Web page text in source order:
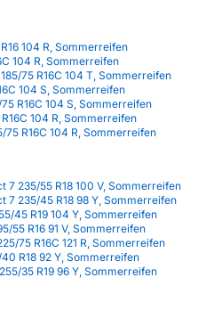
104 R, Sommerreifen
104 R, Sommerreifen
75 R16C 104 T, Sommerreifen
104 S, Sommerreifen
R16C 104 S, Sommerreifen
104 R, Sommerreifen
75 R16C 104 R, Sommerreifen
7 235/55 R18 100 V, Sommerreifen
7 235/45 R18 98 Y, Sommerreifen
45 R19 104 Y, Sommerreifen
55 R16 91 V, Sommerreifen
75 R16C 121 R, Sommerreifen
R18 92 Y, Sommerreifen
35 R19 96 Y, Sommerreifen